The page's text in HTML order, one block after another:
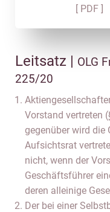
[ PDF ]
Leitsatz | OLG
225/20
Vorstand vertreten
gegenüber wird die
Aufsichtsrat
nicht, wenn der
Geschäftsführer
deren alleinige
Der bei einer